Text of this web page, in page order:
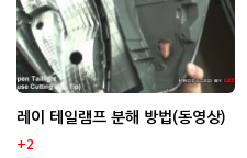
레이 테일램프 분해 방법(동영상)
+2